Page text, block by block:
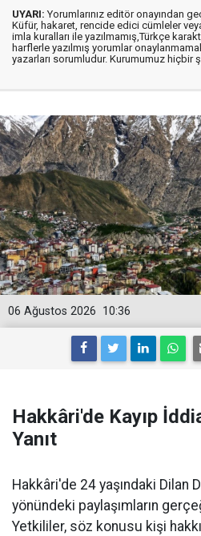
UYARI: Yorumlarınız editör onayından
Küfür, hakaret, rencide edici cümleler
imla kuralları ile yazılmamış,Türkçe
harflerle yazılmış yorumlar
yazarları sorumludur. Kurumumuz hiçbir
10:36
06 Ağustos 2026
Hakkâri'de Kayıp
Yanıt
Hakkâri'de 24 yaşındaki Dilan
yönündeki paylaşımların
Yetkililer, söz konusu kişi